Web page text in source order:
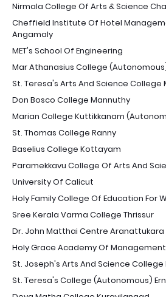
Nirmala College Of Arts & Science
Cheffield Institute Of Hotel
Angamaly
MET's School Of Engineering
Mar Athanasius College
St. Teresa's Arts And Science College
Don Bosco College Mannuthy
Marian College Kuttikkanam
St. Thomas College Ranny
Baselius College Kottayam
Paramekkavu College Of Arts And
University Of Calicut
Holy Family College Of Education For
Sree Kerala Varma College Thrissur
Dr. John Matthai Centre Aranattukara
Holy Grace Academy Of
St. Joseph's Arts And Science
St. Teresa's College (Autonomous)